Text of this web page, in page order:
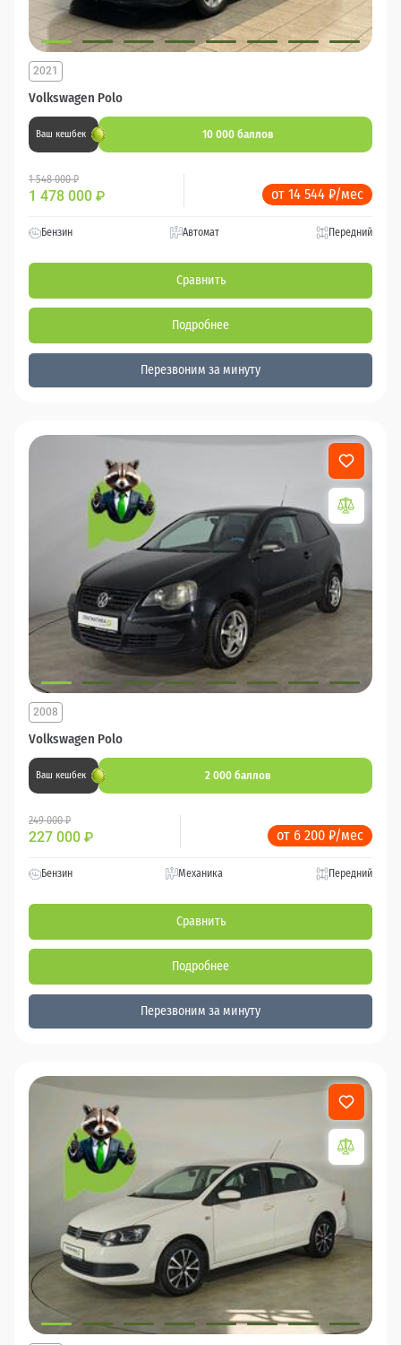
Volkswagen Polo
2021
Ваш кешбек 10 000 баллов
1 548 000 ₽
1 478 000 ₽ от 14 544 ₽/мес
Бензин Автомат Передний
Сравнить
Подробнее
Перезвоним за минуту
Volkswagen Polo
2008
Ваш кешбек 2 000 баллов
249 000 ₽
227 000 ₽ от 6 200 ₽/мес
Бензин Механика Передний
Сравнить
Подробнее
Перезвоним за минуту